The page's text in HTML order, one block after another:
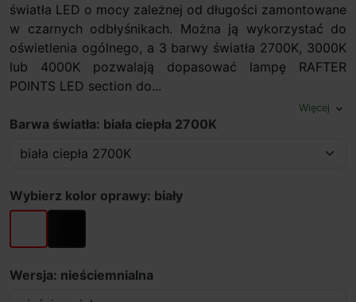
światła LED o mocy zależnej od długości zamontowane
w czarnych odbłyśnikach. Można ją wykorzystać do
oświetlenia ogólnego, a 3 barwy światła 2700K, 3000K
lub 4000K pozwalają dopasować lampę RAFTER
POINTS LED section do...
Więcej expand_more
Barwa światła: biała ciepła 2700K
Wybierz kolor oprawy: biały
biały czarny
Wersja: nieściemnialna